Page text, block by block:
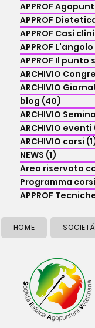
APPROF
APPROF
APPROF Casi
APPROF
APPROF Il punto
ARCHIVIO
ARCHIVIO
blog (40)
ARCHIVIO
ARCHIVIO eventi
ARCHIVIO corsi
NEWS (1)
Area riservata
Programma
APPROF
HOME SOCIETÁ